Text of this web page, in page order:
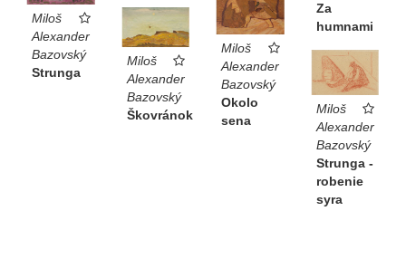
Za
humnami
Miloš
Alexander
Bazovský
Strunga
Miloš
Alexander
Bazovský
Okolo
sena
Miloš
Alexander
Bazovský
Škovránok
Miloš
Alexander
Bazovský
Strunga -
robenie
syra